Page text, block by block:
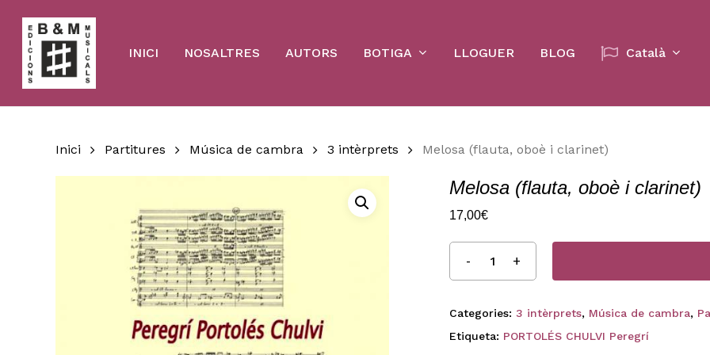
main
content
INICI NOSALTRES AUTORS BOTIGA LLOGUER BLOG Català
Inici Partitures Música de cambra 3 intèrprets Melosa (flauta, oboè i clarinet)
Melosa (flauta, oboè i clarinet)
17,00€
Categories: 3 intèrprets, Música de cambra,
Etiqueta: PORTOLÉS CHULVI Peregrí